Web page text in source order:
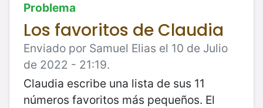
Problema
Los favoritos de Claudia
Enviado por Samuel Elias el 10 de Julio
de 2022 - 21:19.
Claudia escribe una lista de sus 11
números favoritos más pequeños. El